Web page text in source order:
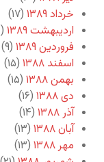
خرداد ۱۳۸۹
(۱۷)
اردیبهشت ۱۳۸۹
(۱۴)
فروردین ۱۳۸۹
(۹)
اسفند ۱۳۸۸
(۱۵)
بهمن ۱۳۸۸
(۱۵)
دی ۱۳۸۸
(۱۶)
آذر ۱۳۸۸
(۱۴)
آبان ۱۳۸۸
(۱۳)
مهر ۱۳۸۸
(۱۳)